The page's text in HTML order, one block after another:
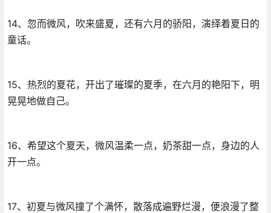
14、忽而微风，吹来盛夏，还有六月的骄阳，演绎着夏日的
童话。
15、热烈的夏花，开出了璀璨的夏季，在六月的艳阳下，明
晃晃地做自己。
16、希望这个夏天，微风温柔一点，奶茶甜一点，身边的人
开一点。
17、初夏与微风撞了个满怀，散落成遍野烂漫，便浪漫了整